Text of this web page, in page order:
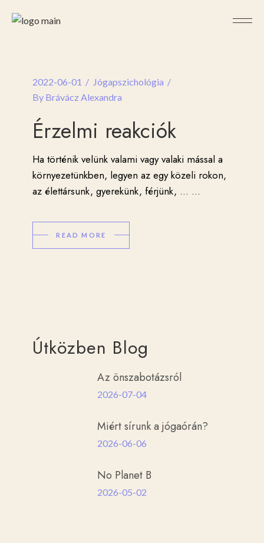
2022-06-01
Jógapszichológia
By Brávácz Alexandra
Érzelmi reakciók
Ha történik velünk valami vagy valaki mással a
környezetünkben, legyen az egy közeli rokon,
az élettársunk, gyerekünk, férjünk, ... ...
READ MORE
Útközben Blog
Az önszabotázsról
2026-07-04
Miért sírunk a jógaórán?
2026-06-06
No Planet B
2026-05-02